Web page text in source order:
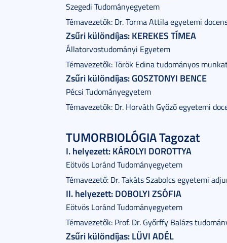
Szegedi Tudományegyetem
Témavezetők: Dr. Torma Attila egyetemi
Zsűri különdíjas: KEREKES TÍMEA
Állatorvostudományi Egyetem
Témavezetők: Török Edina tudományos
Zsűri különdíjas: GOSZTONYI BENCE
Pécsi Tudományegyetem
Témavezetők: Dr. Horváth Győző egyetemi
TUMORBIOLÓGIA Tagozat
I. helyezett: KÁROLYI DOROTTYA
Eötvös Loránd Tudományegyetem
Témavezető: Dr. Takáts Szabolcs egyetemi
II. helyezett: DOBOLYI ZSÓFIA
Eötvös Loránd Tudományegyetem
Témavezetők: Prof. Dr. Győrffy Balázs
Zsűri különdíjas: LÜVI ADÉL